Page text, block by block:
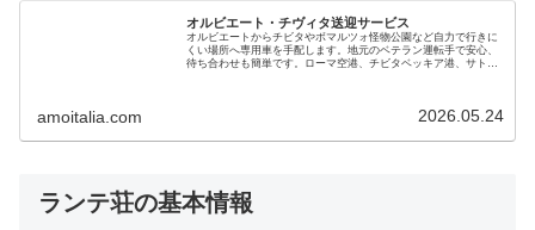
オルビエート・チヴィタ送迎サービス
オルビエートからチビタやボマルツォ怪物公園など自力で行きに
くい場所へ専用車を手配します。地元のベテラン運転手で安心、
待ち合わせも簡単です。ローマ空港、チビタベッキア港、サトゥ
amoitalia.com 2026.05.24
ランテ荘の基本情報